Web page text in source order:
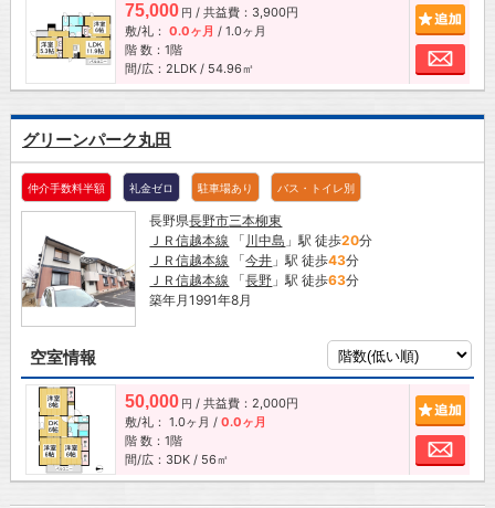
75,000 円 / 共益費：3,900円
敷/礼： 0.0ヶ月 / 1.0ヶ月
階 数：1階
間/広：2LDK / 54.96㎡
お
グリーンパーク丸田
仲介手数料半額 礼金ゼロ 駐車場あり バス・トイレ別
長野県長野市三本柳東
ＪＲ信越本線 「 川中島 」駅 徒歩20分
ＪＲ信越本線 「今井 」駅 徒歩43分
ＪＲ信越本線 「長野 」駅 徒歩63分
築年月1991年8月
空室情報
50,000 円 / 共益費：2,000円
敷/礼： 1.0ヶ月 / 0.0ヶ月
階 数：1階
間/広：3DK / 56㎡
お